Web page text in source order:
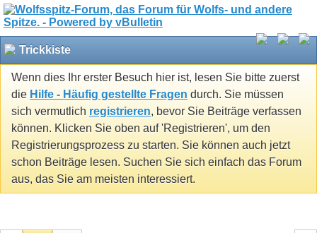
Trickkiste
Wenn dies Ihr erster Besuch hier ist, lesen Sie bitte zuerst
die Hilfe - Häufig gestellte Fragen durch. Sie müssen
sich vermutlich registrieren, bevor Sie Beiträge verfassen
können. Klicken Sie oben auf 'Registrieren', um den
Registrierungsprozess zu starten. Sie können auch jetzt
schon Beiträge lesen. Suchen Sie sich einfach das Forum
aus, das Sie am meisten interessiert.